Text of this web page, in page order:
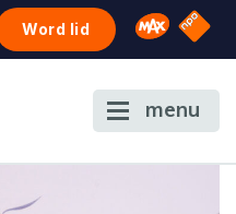
Word lid Omroep
NPO
menu